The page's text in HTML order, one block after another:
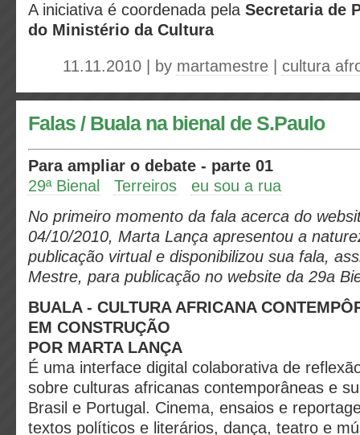
A iniciativa é coordenada pela Secretaria de
do Ministério da Cultura
11.11.2010 | by martamestre cultura
Falas / Buala na bienal de S.Paulo
Para ampliar o debate - parte 01
29ª Bienal
Terreiros
eu sou a rua
No primeiro momento da fala acerca do
04/10/2010, Marta Lança apresentou a
publicação virtual e disponibilizou sua fala,
Mestre, para publicação no website da 29a
BUALA - CULTURA AFRICANA
EM CONSTRUÇÃO
POR MARTA LANÇA
É uma interface digital colaborativa de
sobre culturas africanas contemporâneas e
Brasil e Portugal. Cinema, ensaios e
textos políticos e literários, dança, teatro e